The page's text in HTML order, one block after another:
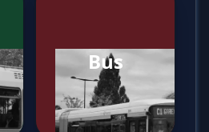
Bus